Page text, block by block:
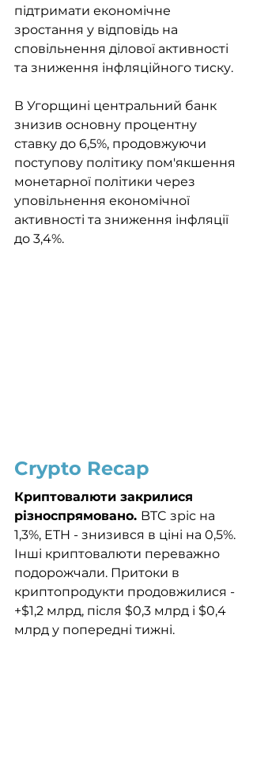
підтримати економічне
зростання у відповідь на
сповільнення ділової активності
та зниження інфляційного тиску.
В Угорщині центральний банк
знизив основну процентну
ставку до 6,5%, продовжуючи
поступову політику пом'якшення
монетарної політики через
уповільнення економічної
активності та зниження інфляції
до 3,4%.
Crypto Recap
Криптовалюти закрилися
різноспрямовано. BTC зріс на
1,3%, ETH - знизився в ціні на 0,5%.
Інші криптовалюти переважно
подорожчали. Притоки в
криптопродукти продовжилися -
+$1,2 млрд, після $0,3 млрд і $0,4
млрд у попередні тижні.